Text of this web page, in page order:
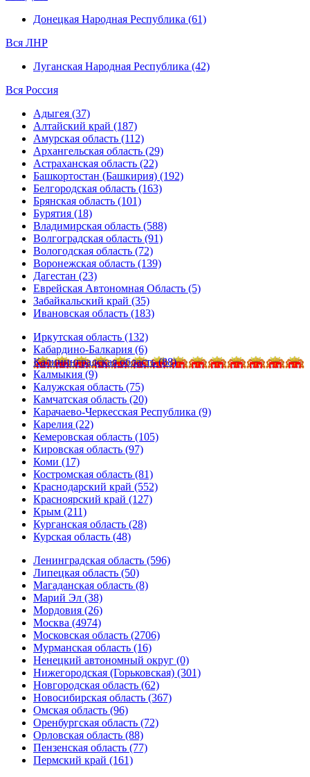
Донецкая Народная Республика (61)
Вся ЛНР
Луганская Народная Республика (42)
Вся Россия
Адыгея (37)
Алтайский край (187)
Амурская область (112)
Архангельская область (29)
Астраханская область (22)
Башкортостан (Башкирия) (192)
Белгородская область (163)
Брянская область (101)
Бурятия (18)
Владимирская область (588)
Волгоградская область (91)
Вологодская область (72)
Воронежская область (139)
Дагестан (23)
Еврейская Автономная Область (5)
Забайкальский край (35)
Ивановская область (183)
Иркутская область (132)
Кабардино-Балкария (6)
Калининградская область (88)
Калмыкия (9)
Калужская область (75)
Камчатская область (20)
Карачаево-Черкесская Республика (9)
Карелия (22)
Кемеровская область (105)
Кировская область (97)
Коми (17)
Костромская область (81)
Краснодарский край (552)
Красноярский край (127)
Крым (211)
Курганская область (28)
Курская область (48)
Ленинградская область (596)
Липецкая область (50)
Магаданская область (8)
Марий Эл (38)
Мордовия (26)
Москва (4974)
Московская область (2706)
Мурманская область (16)
Ненецкий автономный округ (0)
Нижегородская (Горьковская) (301)
Новгородская область (62)
Новосибирская область (367)
Омская область (96)
Оренбургская область (72)
Орловская область (88)
Пензенская область (77)
Пермский край (161)